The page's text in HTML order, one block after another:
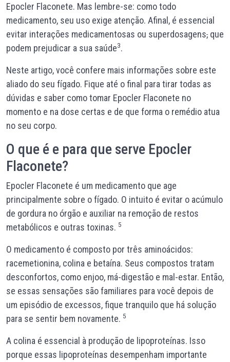
Epocler Flaconete. Mas lembre-se: como todo
medicamento, seu uso exige atenção. Afinal, é essencial
evitar interações medicamentosas ou superdosagens, que
podem prejudicar a sua saúde3.
Neste artigo, você confere mais informações sobre este
aliado do seu fígado. Fique até o final para tirar todas as
dúvidas e saber como tomar Epocler Flaconete no
momento e na dose certas e de que forma o remédio atua
no seu corpo.
O que é e para que serve Epocler
Flaconete?
Epocler Flaconete é um medicamento que age
principalmente sobre o fígado. O intuito é evitar o acúmulo
de gordura no órgão e auxiliar na remoção de restos
metabólicos e outras toxinas. 5
O medicamento é composto por três aminoácidos:
racemetionina, colina e betaína. Seus compostos tratam
desconfortos, como enjoo, má-digestão e mal-estar. Então,
se essas sensações são familiares para você depois de
um episódio de excessos, fique tranquilo que há solução
para se sentir bem novamente. 5
A colina é essencial à produção de lipoproteínas. Isso
porque essas lipoproteínas desempenham importante